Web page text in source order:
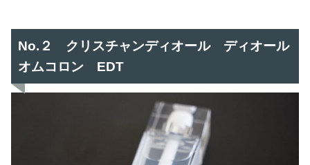
No.２ クリスチャンディオール ディオール
オムコロン EDT